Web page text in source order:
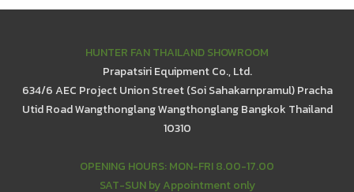
HUNTER FAN THAILAND SHOWROOM
Prapatsiri Equipment Co., Ltd.
634/6 AEC Project Union Street (Soi Sahakarnpramul) Pracha
Utid Road Wangthonglang Wangthonglang Bangkok Thailand
10310
OPENING HOURS: MON-FRI 8.00-17.00
SAT-SUN by Appointment only